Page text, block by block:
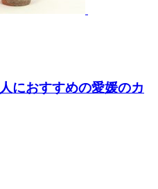
におすすめの愛媛のカ